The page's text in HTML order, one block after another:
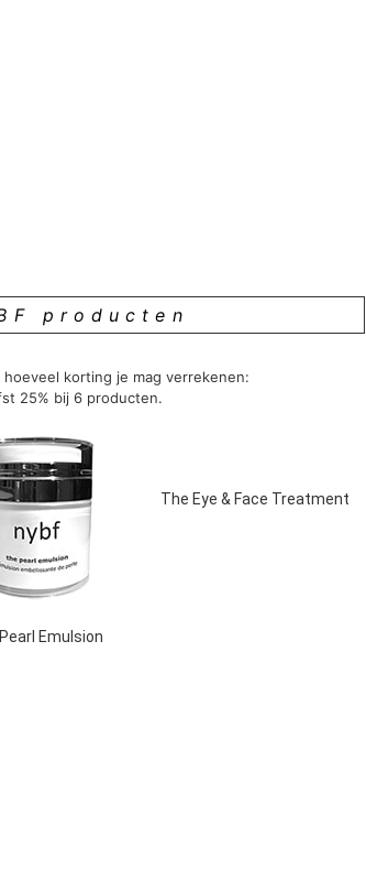
producten
korting je mag verrekenen:
25% bij 6 producten.
Emulsion
The Eye & Face Treatment